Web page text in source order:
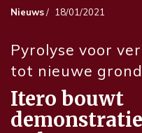
Nieuws/ 18/01/2021
Pyrolyse voor
tot nieuwe
Itero bouwt